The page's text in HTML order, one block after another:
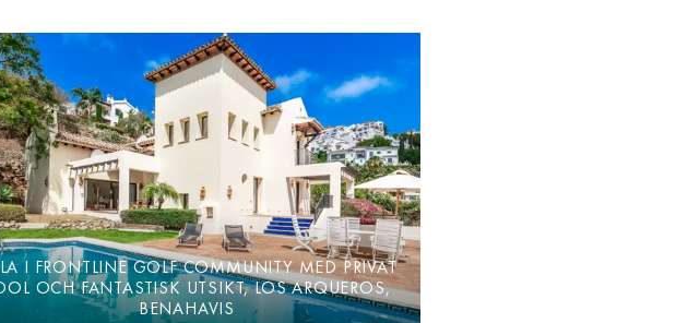
I FRONTLINE GOLF COMMUNITY MED PRIVAT
OCH FANTASTISK UTSIKT, LOS ARQUEROS,
BENAHAVIS